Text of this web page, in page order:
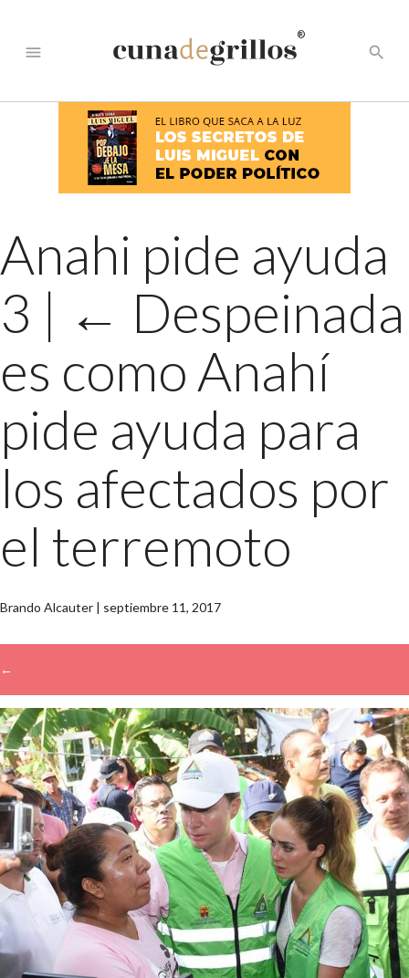
menu
®
search
Anahi pide ayuda
3 | ← Despeinada
es como Anahí
pide ayuda para
los afectados por
el terremoto
Brando Alcauter | septiembre 11, 2017
←
→